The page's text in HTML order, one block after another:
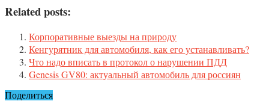
Related posts:
Корпоративные выезды на природу
Кенгурятник для автомобиля, как его устанавливать?
Что надо вписать в протокол о нарушении ПДД
Genesis GV80: актуальный автомобиль для россиян
Поделиться